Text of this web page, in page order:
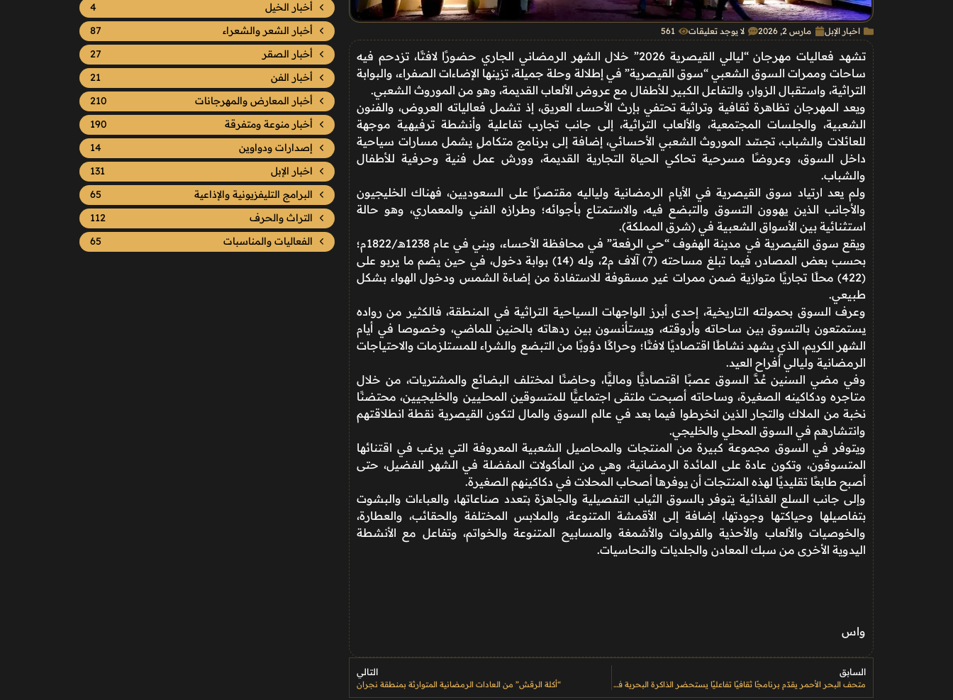
اخبار الإبل مارس 2, 2026 لا يوجد تعليقات 561
تشهد فعاليات مهرجان “ليالي القيصرية 2026” خلال الشهر الرمضاني الجاري حضورًا لافتًا، تزدحم فيه
ساحات وممرات السوق الشعبي “سوق القيصرية” في إطلالة وحلة جميلة، تزينها الإضاءات الصفراء، والبوابة
التراثية، واستقبال الزوار، والتفاعل الكبير للأطفال مع عروض الألعاب القديمة، وهو من الموروث الشعبي.
ويعد المهرجان تظاهرة ثقافية وتراثية تحتفي بإرث الأحساء العريق، إذ تشمل فعالياته العروض، والفنون
الشعبية، والجلسات المجتمعية، والألعاب التراثية، إلى جانب تجارب تفاعلية وأنشطة ترفيهية موجهة
للعائلات والشباب، تجسّد الموروث الشعبي الأحسائي، إضافة إلى برنامج متكاملٍ يشمل مسارات سياحية
داخل السوق، وعروضًا مسرحية تحاكي الحياة التجارية القديمة، وورش عمل فنية وحرفية للأطفال
والشباب.
ولم يعد ارتياد سوق القيصرية في الأيام الرمضانية ولياليه مقتصرًا على السعوديين، فهناك الخليجيون
والأجانب الذين يهوون التسوق والتبضع فيه، والاستمتاع بأجوائه؛ وطرازه الفني والمعماري، وهو حالة
استثنائية بين الأسواق الشعبية في (شرق المملكة).
ويقع سوق القيصرية في مدينة الهفوف “حي الرفعة” في محافظة الأحساء، وبني في عام 1238هـ/1822م؛
بحسب بعض المصادر، فيما تبلغ مساحته (7) آلاف م2، وله (14) بوابة دخول، في حين يضم ما يربو على
(422) محلًا تجاريًا متوازية ضمن ممرات غير مسقوفة للاستفادة من إضاءة الشمس ودخول الهواء بشكل
طبيعي.
وعرف السوق بحمولته التاريخية، إحدى أبرز الواجهات السياحية التراثية في المنطقة، فالكثير من رواده
يستمتعون بالتسوق بين ساحاته وأروقته، ويستأنسون بين ردهاته بالحنين للماضي، وخصوصا في أيام
الشهر الكريم، الذي يشهد نشاطًا اقتصاديًا لافتًا؛ وحراكًا دؤوبًا من التبضع والشراء للمستلزمات والاحتياجات
الرمضانية وليالي أفراح العيد.
وفي مضي السنين عُدَّ السوق عصبًا اقتصاديًّا وماليًّا، وحاضنًا لمختلف البضائع والمشتريات، من خلال
متاجره ودكاكينه الصغيرة، وساحاته أصبحت ملتقى اجتماعيًّا للمتسوقين المحليين والخليجيين، محتضنًا
نخبة من الملاك والتجار الذين انخرطوا فيما بعد في عالم السوق والمال لتكون القيصرية نقطة انطلاقتهم
وانتشارهم في السوق المحلي والخليجي.
ويتوفر في السوق مجموعة كبيرة من المنتجات والمحاصيل الشعبية المعروفة التي يرغب في اقتنائها
المتسوقون، وتكون عادة على المائدة الرمضانية، وهي من المأكولات المفضلة في الشهر الفضيل، حتى
أصبح طابعًا تقليديًا لهذه المنتجات أن يوفرها أصحاب المحلات في دكاكينهم الصغيرة.
وإلى جانب السلع الغذائية يتوفر بالسوق الثياب التفصيلية والجاهزة بتعدد صناعاتها، والعباءات والبشوت
بتفاصيلها وحياكتها وجودتها، إضافة إلى الأقمشة المتنوعة، والملابس المختلفة والحقائب، والعطارة،
والخوصيات والألعاب والأحذية والفروات والأشمغة والمسابيح المتنوعة والخواتم، وتفاعل مع الأنشطة
اليدوية الأخرى من سبك المعادن والجلديات والنحاسيات.
واس
السابق
متحف البحر الأحمر يقدّم برنامجًا ثقافيًا تفاعليًا يستحضر الذاكرة البحرية في فبراير
التالي
“أكلة الرقش” من العادات الرمضانية المتوارثة بمنطقة نجران
أخبار الخيل
4
أخبار الشعر والشعراء
87
أخبار الصقر
27
أخبار الفن
21
أخبار المعارض والمهرجانات
210
أخبار منوعة ومتفرقة
190
إصدارات ودواوين
14
اخبار الإبل
131
البرامج التليفزيونية والإذاعية
65
التراث والحرف
112
الفعاليات والمناسبات
65